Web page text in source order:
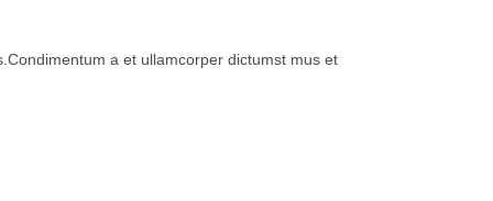
a et ullamcorper dictumst mus et